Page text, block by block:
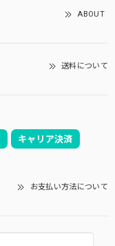
ABOUT
送料について
キャリア決済
お支払い方法について